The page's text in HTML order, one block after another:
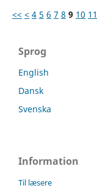
<< < 4 5 6 7 8 9 10 11
Sprog
English
Dansk
Svenska
Information
Til læsere